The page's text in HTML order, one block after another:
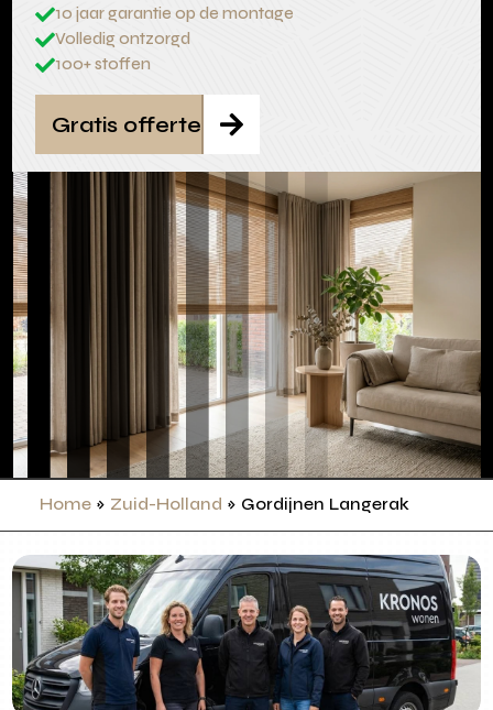
10 jaar garantie op de montage
Volledig ontzorgd
100+ stoffen

Gratis offerte
Home » Zuid-Holland » Gordijnen Langerak